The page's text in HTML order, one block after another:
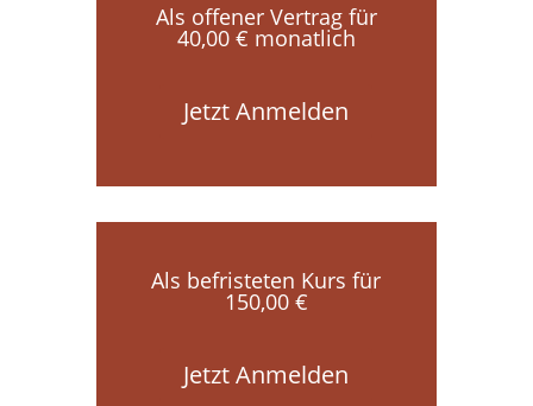
Als offener Vertrag für
40,00 € monatlich
Jetzt Anmelden
Als befristeten Kurs für
150,00 €
Jetzt Anmelden